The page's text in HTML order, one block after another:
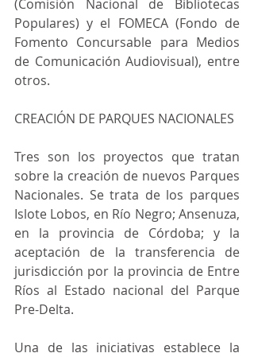
(Comisión Nacional de Bibliotecas
Populares) y el FOMECA (Fondo de
Fomento Concursable para Medios
de Comunicación Audiovisual), entre
otros.
CREACIÓN DE PARQUES NACIONALES
Tres son los proyectos que tratan
sobre la creación de nuevos Parques
Nacionales. Se trata de los parques
Islote Lobos, en Río Negro; Ansenuza,
en la provincia de Córdoba; y la
aceptación de la transferencia de
jurisdicción por la provincia de Entre
Ríos al Estado nacional del Parque
Pre-Delta.
Una de las iniciativas establece la